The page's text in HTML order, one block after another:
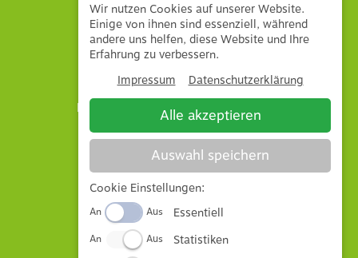
Hönle GmbH & Co. KG
Mühlbuck 1
86745
Laub
E-Mail: info@hoenle-landtechnik.de
Tel: 09092 8782
Datenschutz
AGB
Altölentsorgung
Widerrufsbelehrung
Wir nutzen Cookies auf unserer Website.
Einige von ihnen sind essenziell, während
andere uns helfen, diese Website und Ihre
Erfahrung zu verbessern.
Impressum
Datenschutzerklärung
Alle akzeptieren
Auswahl speichern
Cookie Einstellungen:
An Aus Essentiell
An Aus Statistiken